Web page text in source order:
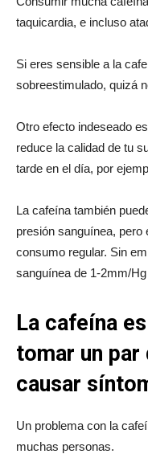
taquicardia, e incluso
Si eres sensible a la
sobreestimulado, quizá
Otro efecto indeseado
reduce la calidad de tu
tarde en el día, por
La cafeína también
presión sanguínea,
consumo regular. Sin
sanguínea de 1-2mm/
La cafeína
tomar un par
causar
Un problema con la
muchas personas.